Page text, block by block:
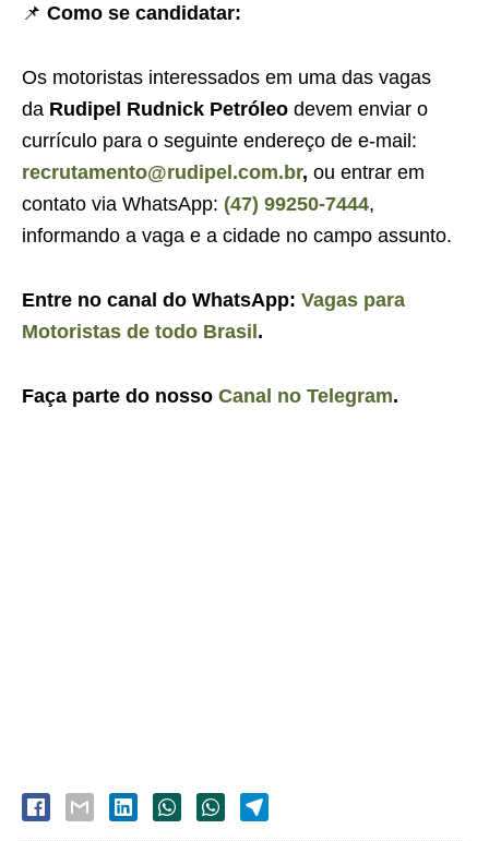
📌 Como se candidatar:
Os motoristas interessados em uma das vagas
da Rudipel Rudnick Petróleo devem enviar o
currículo para o seguinte endereço de e-mail:
recrutamento@rudipel.com.br, ou entrar em
contato via WhatsApp: (47) 99250-7444,
informando a vaga e a cidade no campo assunto.
Entre no canal do WhatsApp: Vagas para
Motoristas de todo Brasil .
Faça parte do nosso Canal no Telegram.